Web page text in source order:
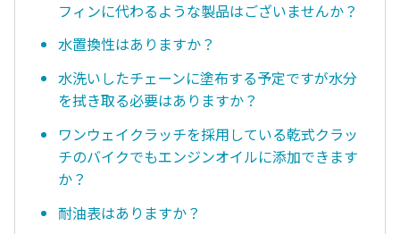
フィンに代わるような製品はございませんか？
水置換性はありますか？
水洗いしたチェーンに塗布する予定ですが水分
を拭き取る必要はありますか？
ワンウェイクラッチを採用している乾式クラッ
チのバイクでもエンジンオイルに添加できます
か？
耐油表はありますか？